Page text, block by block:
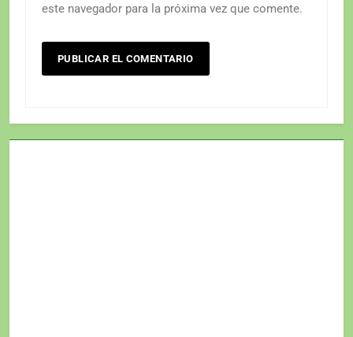
este navegador para la próxima vez que comente.